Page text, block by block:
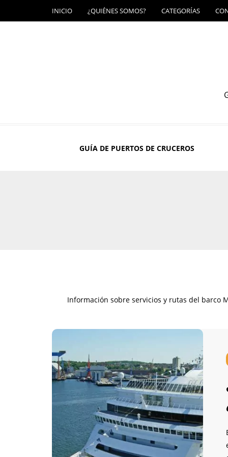
INICIO ¿QUIÉNES SOMOS? CATEGORÍAS
GUÍA DE PUERTOS DE CRUCEROS
Información sobre servicios y rutas del barco